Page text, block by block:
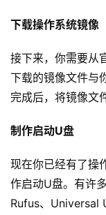
下载操作系统镜像
接下来，你需要从
下载的镜像文件与
完成后，将镜像文
制作启动U盘
现在你已经有了操
作启动U盘。有许
Rufus、Universal